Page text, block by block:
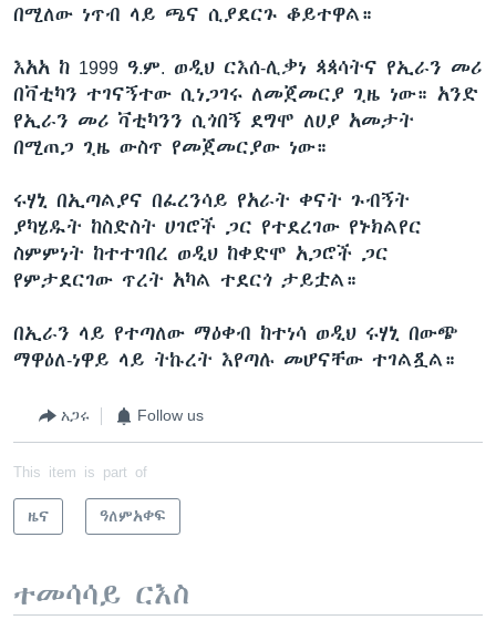
በሚለው ነጥብ ላይ ጫና ሲያደርጉ ቆይተዋል።
እአአ ከ 1999 ዓ.ም. ወዲህ ርእሰ-ሊቃነ ጳጳሳትና የኢራን መሪ
በቫቲካን ተገናኝተው ሲነጋገሩ ለመጀመርያ ጊዜ ነው። አንድ
የኢራን መሪ ቫቲካንን ሲጎበኝ ደግሞ ለሀያ አመታት
በሚጠጋ ጊዜ ውስጥ የመጀመርያው ነው።
ሩሃኒ በኢጣልያና በፈረንሳይ የአራት ቀናት ጉብኝት
ያካሄዱት ከስድስት ሀገሮች ጋር የተደረገው የኑክልየር
ስምምነት ከተተገበረ ወዲህ ከቀድሞ አጋሮች ጋር
የምታደርገው ጥረት አካል ተደርጎ ታይቷል።
በኢራን ላይ የተጣለው ማዕቀብ ከተነሳ ወዲህ ሩሃኒ በውጭ
ማዋዕለ-ነዋይ ላይ ትኩረት እየጣሉ መሆናቸው ተገልጿል።
አጋሩ Follow us
This item is part of
ዜና ዓለምአቀፍ
ተመሳሳይ ርእስ